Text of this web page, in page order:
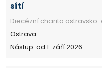
sítí
Diecézní charita
Ostrava
Nástup: od 1. září 2026